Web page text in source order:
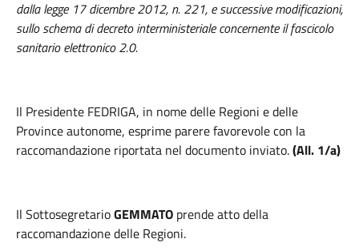
dalla legge 17 dicembre 2012, n. 221, e successive modificazioni,
sullo schema di decreto interministeriale concernente il fascicolo
sanitario elettronico 2.0.
Il Presidente FEDRIGA, in nome delle Regioni e delle
Province autonome, esprime parere favorevole con la
raccomandazione riportata nel documento inviato.(All. 1/a)
Il SottosegretarioGEMMATO prende atto della
raccomandazione delle Regioni.